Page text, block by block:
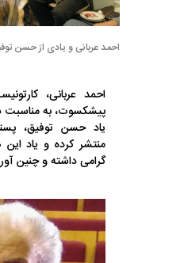
احمد عربانی و یادی از حسن
احمد عربانی،
پیشکسوت، به مناسبت
یاد حسن توفیق،
منتشر کرده و یاد
گرامی داشته و چنین